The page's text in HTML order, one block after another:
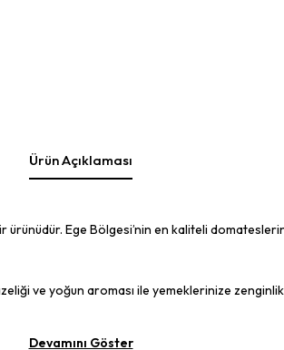
Ürün Açıklaması
ürünüdür. Ege Bölgesi’nin en kaliteli
ve yoğun aroması ile yemeklerinize
Devamını Göster